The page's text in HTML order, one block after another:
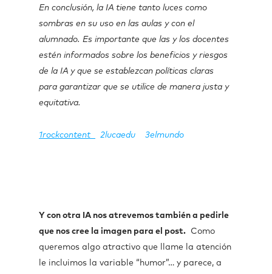
En conclusión, la IA tiene tanto luces como
sombras en su uso en las aulas y con el
alumnado. Es importante que las y los docentes
estén informados sobre los beneficios y riesgos
de la IA y que se establezcan políticas claras
para garantizar que se utilice de manera justa y
equitativa.
1rockcontent 2lucaedu 3elmundo
Y con otra IA nos atrevemos también a pedirle
que nos cree la imagen para el post. Como
queremos algo atractivo que llame la atención
le incluimos la variable “humor”… y parece, a